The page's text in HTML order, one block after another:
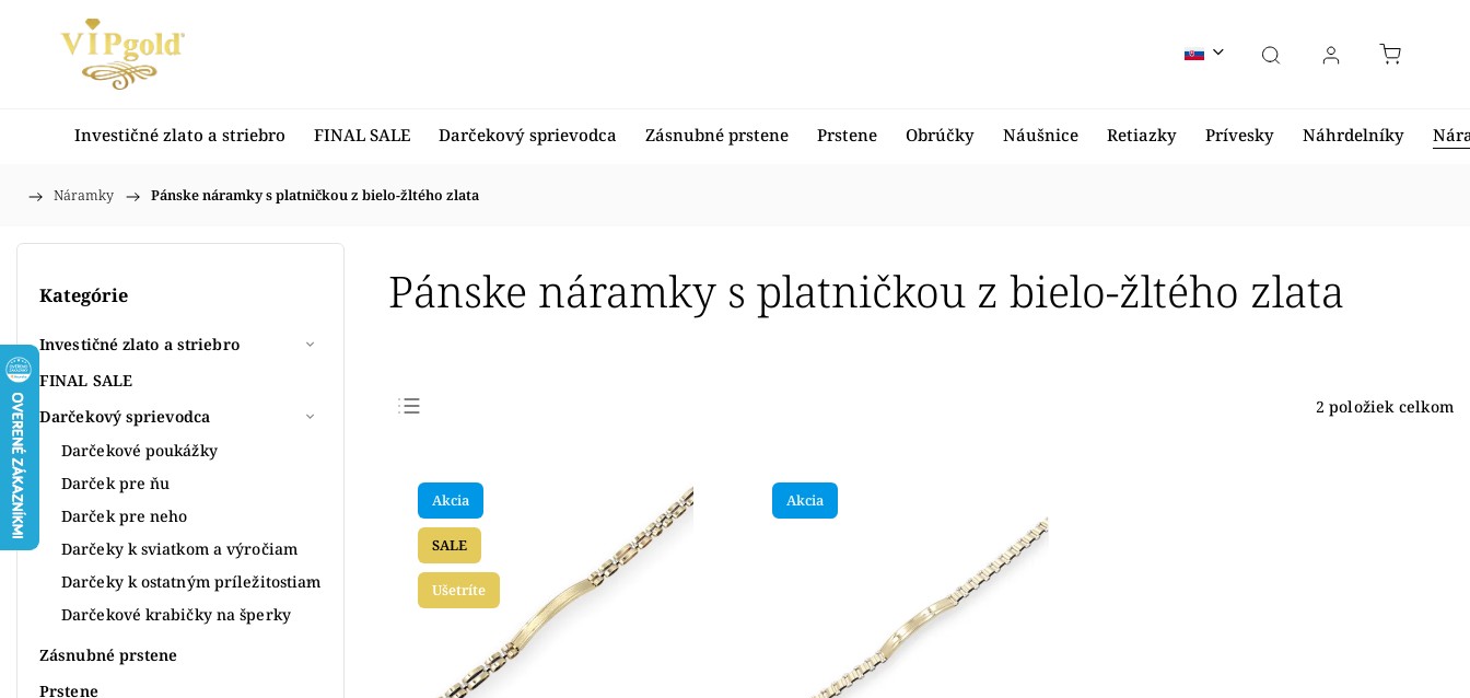
Investičné zlato a striebro FINAL SALE Darčekový sprievodca Zásnubné prstene Prstene Obrúčky Náušnice Retiazky Prívesky Náhrdelníky
Domov
/ Náramky / Pánske náramky s platničkou z bielo-žltého zlata
Kategórie
Investičné zlato a striebro
FINAL SALE
Darčekový sprievodca
Darčekové poukážky
Darček pre ňu
Darček pre neho
Darčeky k sviatkom a výročiam
Darčeky k ostatným príležitostiam
Darčekové krabičky na šperky
Zásnubné prstene
Prstene
Pánske náramky s platničkou z bielo-žltého zlata
Najlacnejšie
Najdrahšie
Abecedne
2 položiek celkom
Akcia
SALE
Ušetríte
Akcia